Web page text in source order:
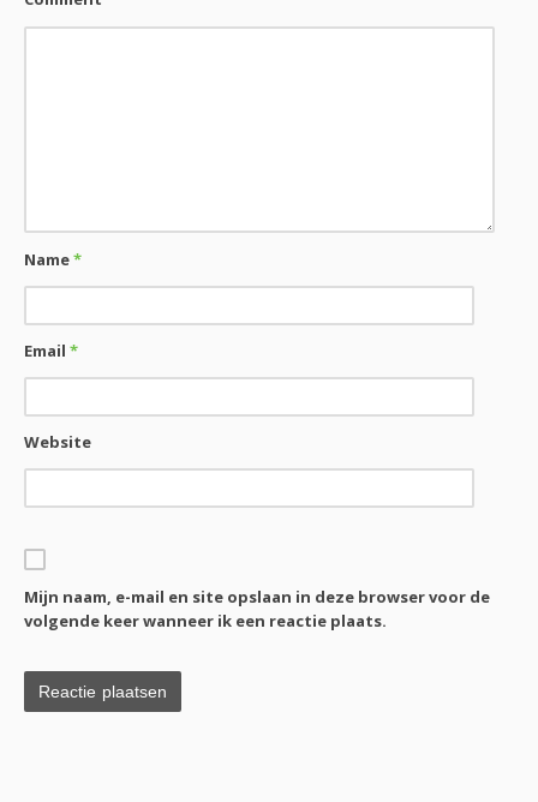
Name*
Email*
Website
Mijn naam, e-mail en site opslaan in deze browser voor de
volgende keer wanneer ik een reactie plaats.